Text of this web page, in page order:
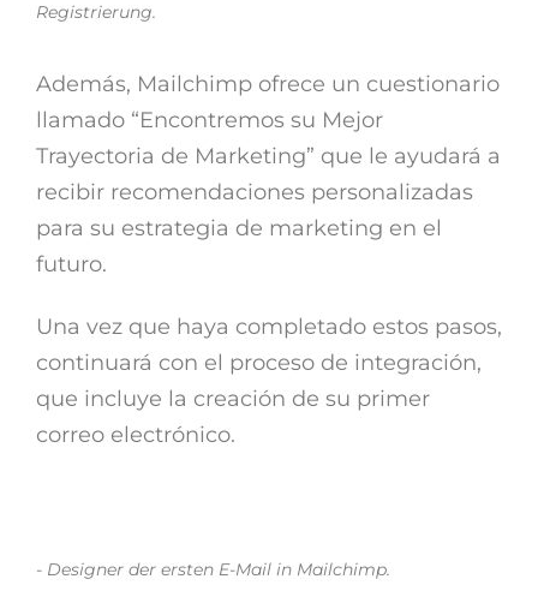
Registrierung.
Además, Mailchimp ofrece un cuestionario
llamado “Encontremos su Mejor
Trayectoria de Marketing” que le ayudará a
recibir recomendaciones personalizadas
para su estrategia de marketing en el
futuro.
Una vez que haya completado estos pasos,
continuará con el proceso de integración,
que incluye la creación de su primer
correo electrónico.
- Designer der ersten E-Mail in Mailchimp.